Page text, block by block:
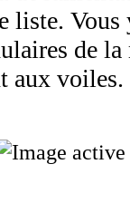
liste.
de
aux voiles.